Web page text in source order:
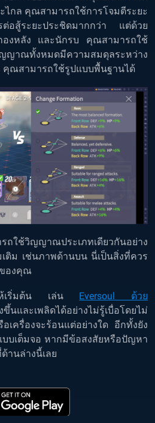
ไกล คุณสามารถใช้การโจมตีระยะ
อสู้ระยะประชิดมากกว่า แต่ด้วย
งหลัง และนักรบ คุณสามารถใช้
ญาณทั้งหมดมีความสมดุลระหว่าง
คุณสามารถใช้รูปแบบพื้นฐานได้
ใช้วิญญาณประเภทเดียวกันอย่าง
ติม เช่นภาพด้านบน นี่เป็นสิ่งที่ควร
องคุณ
ให้เริ่มต้น เล่น Eversoul ด้วย
นและเพลิดได้อย่างไม่รู้เบื่อโดยไม่
เครื่องจะร้อนแต่อย่างใด อีกทั้งยัง
บบเต็มจอ หากมีข้อสงสัยหรือปัญหา
านล่างนี้เลย